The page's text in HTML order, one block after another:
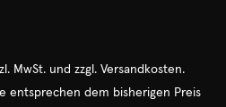
MwSt. und zzgl. Versandkosten.
entsprechen dem bisherigen Preis